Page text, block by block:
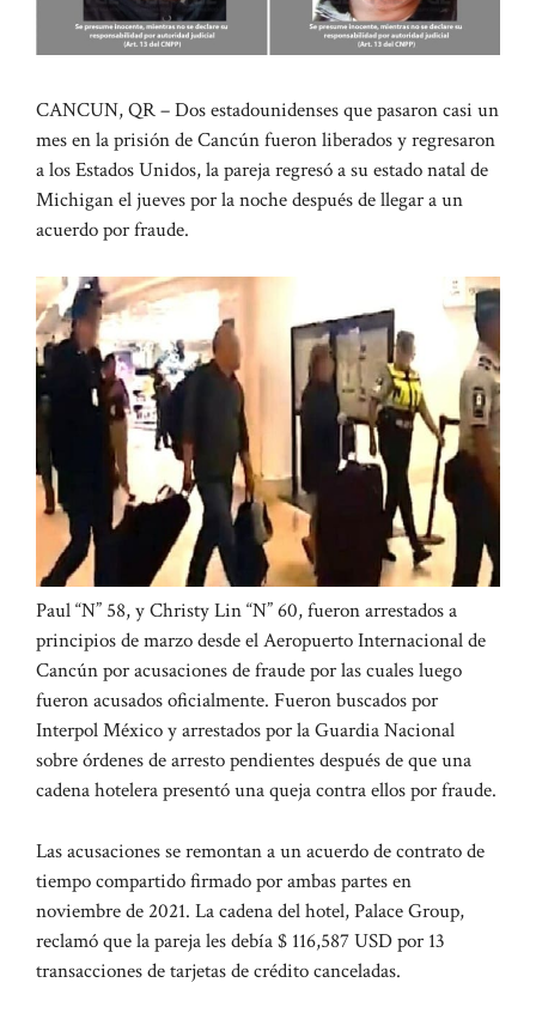
CANCUN, QR – Dos estadounidenses que pasaron casi un
mes en la prisión de Cancún fueron liberados y regresaron
a los Estados Unidos, la pareja regresó a su estado natal de
Michigan el jueves por la noche después de llegar a un
acuerdo por fraude.
Paul “N” 58, y Christy Lin “N” 60, fueron arrestados a
principios de marzo desde el Aeropuerto Internacional de
Cancún por acusaciones de fraude por las cuales luego
fueron acusados ​​oficialmente. Fueron buscados por
Interpol México y arrestados por la Guardia Nacional
sobre órdenes de arresto pendientes después de que una
cadena hotelera presentó una queja contra ellos por fraude.
Las acusaciones se remontan a un acuerdo de contrato de
tiempo compartido firmado por ambas partes en
noviembre de 2021. La cadena del hotel, Palace Group,
reclamó que la pareja les debía $ 116,587 USD por 13
transacciones de tarjetas de crédito canceladas.